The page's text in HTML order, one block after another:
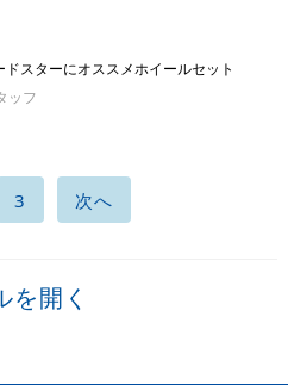
スターにオススメホイールセット
ッフ
3 次へ
を開く